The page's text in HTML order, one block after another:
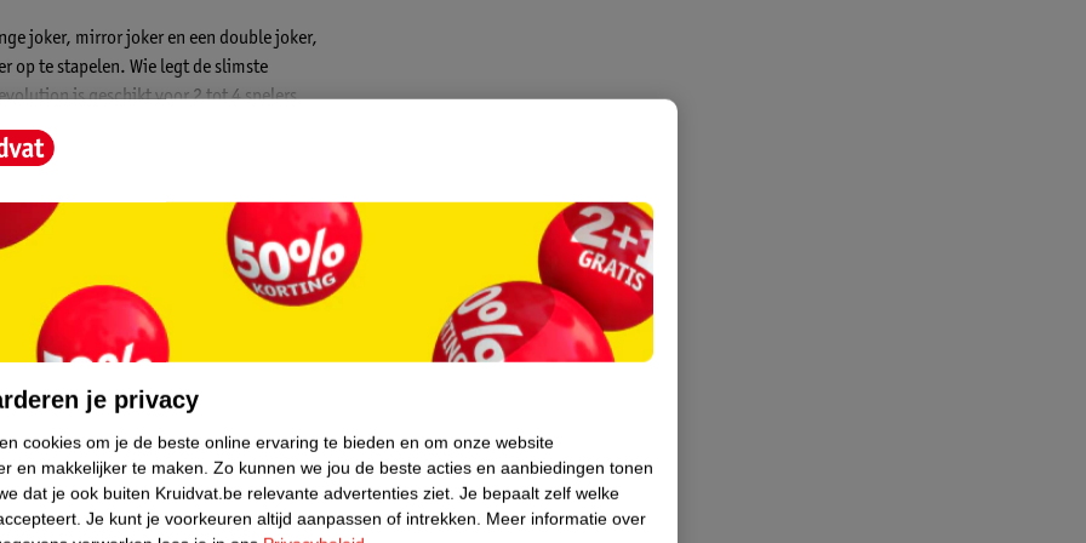
joker, mirror joker en een double joker,
op te stapelen. Wie legt de slimste
is geschikt voor 2 tot 4 spelers
je privacy
cookies om je de beste online ervaring te bieden en om onze website
en makkelijker te maken. Zo kunnen we jou de beste acties en aanbiedingen tonen
dat je ook buiten Kruidvat.be relevante advertenties ziet. Je bepaalt zelf welke
Je kunt je voorkeuren altijd aanpassen of intrekken. Meer informatie over